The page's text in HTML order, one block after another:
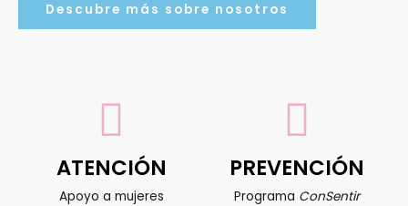
Descubre más sobre nosotros
ATENCIÓN
Apoyo a mujeres
PREVENCIÓN
Programa ConSentir